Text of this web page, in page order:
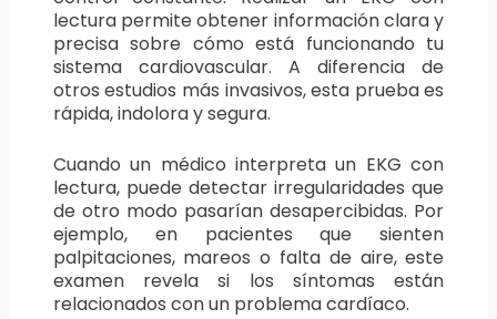
lectura permite obtener información clara y
precisa sobre cómo está funcionando tu
sistema cardiovascular. A diferencia de
otros estudios más invasivos, esta prueba es
rápida, indolora y segura.
Cuando un médico interpreta un EKG con
lectura, puede detectar irregularidades que
de otro modo pasarían desapercibidas. Por
ejemplo, en pacientes que sienten
palpitaciones, mareos o falta de aire, este
examen revela si los síntomas están
relacionados con un problema cardíaco.